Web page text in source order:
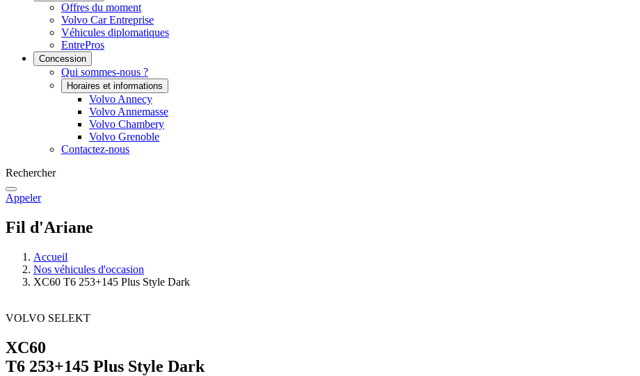
Offres du moment
Volvo Car Entreprise
Véhicules diplomatiques
EntrePros
Concession
Qui sommes-nous ?
Horaires et informations
Volvo Annecy
Volvo Annemasse
Volvo Chambery
Volvo Grenoble
Contactez-nous
Rechercher
Appeler
Fil d'Ariane
Accueil
Nos véhicules d'occasion
XC60 T6 253+145 Plus Style Dark
VOLVO SELEKT
XC60
T6 253+145 Plus Style Dark